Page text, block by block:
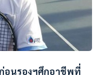
อนรองฯศึกอาชีพที่